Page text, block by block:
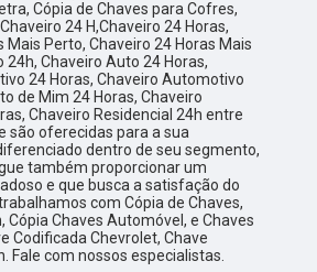
Cópia de Chaves para Cofres,
24 H,Chaveiro 24 Horas,
Mais Perto, Chaveiro 24 Horas Mais
24h, Chaveiro Auto 24 Horas,
24 Horas, Chaveiro Automotivo
de Mim 24 Horas, Chaveiro
Chaveiro Residencial 24h entre
são oferecidas para a sua
dentro de seu segmento,
também proporcionar um
e que busca a satisfação do
com Cópia de Chaves,
Cópia Chaves Automóvel, e Chaves
Codificada Chevrolet, Chave
Fale com nossos especialistas.